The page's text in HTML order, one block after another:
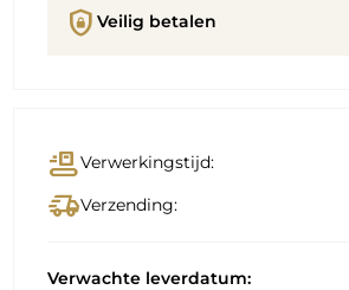
shield_lock Veilig betalen
conveyor_beltVerwerkingstijd:
delivery_truck_speedVerzending:
Verwachte leverdatum: